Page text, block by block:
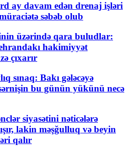
ay davam edən drenaj işləri
səbəb olub
üzərində qara buludlar:
hakimiyyət
çıxarır
sınaq: Bakı gələcəyə
sərnişin bu günün yükünü necə
siyasətini nəticələrə
lakin məşğulluq və beyin
qalır